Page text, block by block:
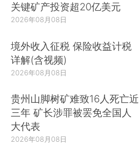
关键矿产投资超20亿美元
2026年08月08日
境外收入征税 保险收益计税
详解(含视频)
2026年08月08日
贵州山脚树矿难致16人死亡近
三年 矿长涉罪被罢免全国人
大代表
2026年08月08日